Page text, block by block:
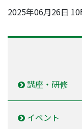
2025年06月26日
講座・研修
イベント